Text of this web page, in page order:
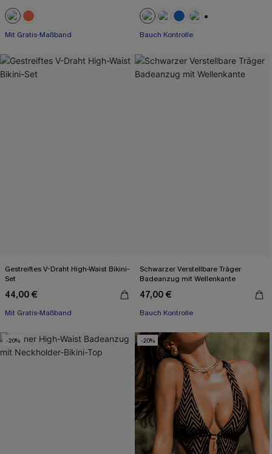
Mit Gratis-Maßband Bauch Kontrolle
Gestreiftes V-Draht High-Waist Bikini-
Set
44,00 €
Mit Gratis-Maßband
Schwarzer Verstellbare Träger
Badeanzug mit Wellenkante
47,00 €
Bauch Kontrolle
-20% -20%